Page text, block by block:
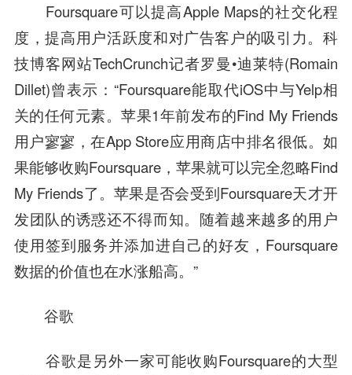
Foursquare可以提高Apple Maps的社交化程
度，提高用户活跃度和对广告客户的吸引力。科
技博客网站TechCrunch记者罗曼•迪莱特(Romain
Dillet)曾表示：“Foursquare能取代iOS中与Yelp相
关的任何元素。苹果1年前发布的Find My Friends
用户寥寥，在App Store应用商店中排名很低。如
果能够收购Foursquare，苹果就可以完全忽略Find
My Friends了。苹果是否会受到Foursquare天才开
发团队的诱惑还不得而知。随着越来越多的用户
使用签到服务并添加进自己的好友，Foursquare
数据的价值也在水涨船高。”
谷歌
谷歌是另外一家可能收购Foursquare的大型